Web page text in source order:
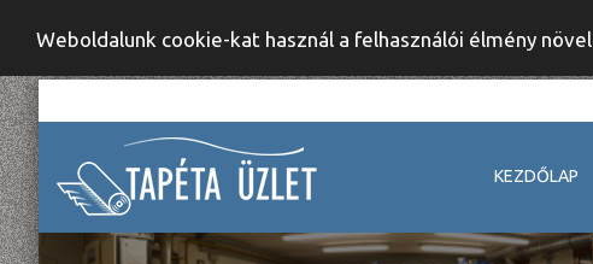
Weboldalunk cookie-kat használ a felhasználói élmény
KEZDŐLAP